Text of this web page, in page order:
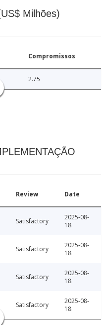
Milhões)
Compromissos
2.75
Review Date
Satisfactory
2025-08-
18
Satisfactory
2025-08-
18
Satisfactory
2025-08-
18
Satisfactory
2025-08-
18